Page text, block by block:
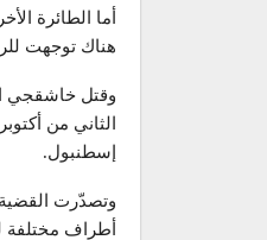
هناك توجهت
وقتل خاشقجي
الثاني من
إسطنبول.
وتصدّرت القضية
أطراف مختلفة